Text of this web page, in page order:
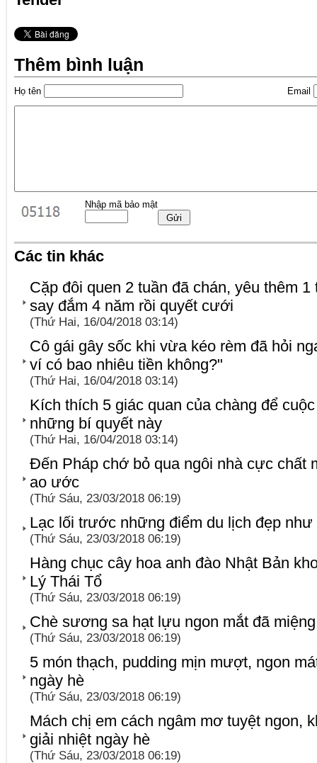
Thêm bình luận
Họ tên Email
Nhập mã bảo mật
Các tin khác
Cặp đôi quen 2 tuần đã chán, yêu thêm
say đắm 4 năm rồi quyết cưới
(Thứ Hai, 16/04/2018 03:14)
Cô gái gây sốc khi vừa kéo rèm đã hỏi
ví có bao nhiêu tiền không?"
(Thứ Hai, 16/04/2018 03:14)
Kích thích 5 giác quan của chàng để cuộc
những bí quyết này
(Thứ Hai, 16/04/2018 03:14)
Đến Pháp chớ bỏ qua ngôi nhà cực chất
ao ước
(Thứ Sáu, 23/03/2018 06:19)
Lạc lối trước những điểm du lịch đẹp
(Thứ Sáu, 23/03/2018 06:19)
Hàng chục cây hoa anh đào Nhật Bản
Lý Thái Tổ
(Thứ Sáu, 23/03/2018 06:19)
Chè sương sa hạt lựu ngon mắt đã
(Thứ Sáu, 23/03/2018 06:19)
5 món thạch, pudding mịn mượt, ngon
ngày hè
(Thứ Sáu, 23/03/2018 06:19)
Mách chị em cách ngâm mơ tuyệt ngon,
giải nhiệt ngày hè
(Thứ Sáu, 23/03/2018 06:19)